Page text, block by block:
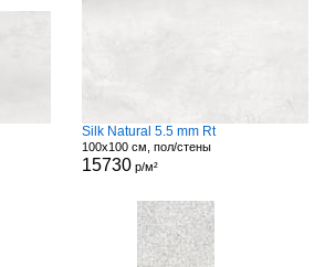
Silk Natural 5.5 mm Rt
100x100 см, пол/стены
15730р/м²